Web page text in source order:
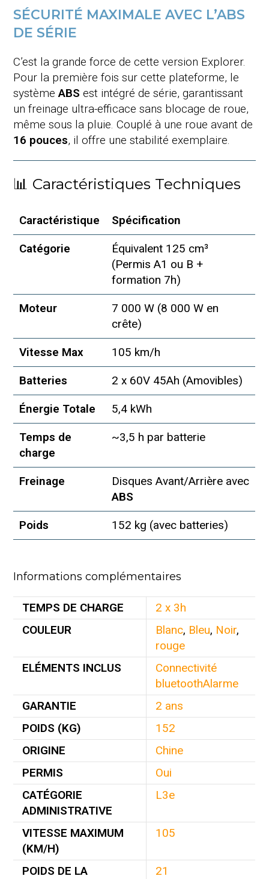
SÉCURITÉ MAXIMALE AVEC L’ABS
DE SÉRIE
C’est la grande force de cette version Explorer.
Pour la première fois sur cette plateforme, le
systèmeABS est intégré de série, garantissant
un freinage ultra-efficace sans blocage de roue,
même sous la pluie. Couplé à une roue avant de
16 pouces, il offre une stabilité exemplaire.
📊 Caractéristiques Techniques
Caractéristique Spécification
Catégorie
Équivalent 125 cm³
(Permis A1 ou B +
formation 7h)
Moteur
7 000 W (8 000 W en
crête)
Vitesse Max 105 km/h
Batteries 2 x 60V 45Ah (Amovibles)
Énergie Totale 5,4 kWh
Temps de
charge
~3,5 h par batterie
Freinage
Disques Avant/Arrière avec
ABS
Poids 152 kg (avec batteries)
Informations complémentaires
TEMPS DE CHARGE
2 x 3h
COULEUR
Blanc, Bleu, Noir,
rouge
ELÉMENTS INCLUS
Connectivité
bluetoothAlarme
GARANTIE
2 ans
POIDS (KG)
152
ORIGINE
Chine
PERMIS
Oui
CATÉGORIE
ADMINISTRATIVE
L3e
VITESSE MAXIMUM
(KM/H)
105
POIDS DE LA
21